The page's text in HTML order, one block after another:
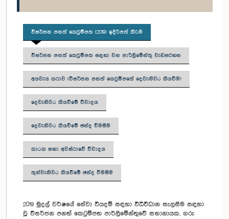
විසර්ජන පනත් කෙටුම්පත (2019) ඉදිරිපත් කිරීම
විසර්ජන පනත් කෙටුම්පත සඳහා වන පාර්ලිමේන්තු වැඩසටහන
අයවැය කථාව (විසර්ජන පනත් කෙටුම්පතේ දෙවැනිවර කියවීම)
දෙවැනිවර කියවීමේ විවාදය
දෙවැනිවර කියවීමේ ඡන්ද විමසීම
කාරක සභා අවස්ථාවේ විවාදය
තුන්වැනිවර කියවීමේ ඡන්ද විමසීම
2019 මුදල් වර්ෂයේ සේවා වියදම් සඳහා විධිවිධාන සැලසීම සඳහා
වූ විසර්ජන පනත් කෙටුම්පත පාර්ලිමේන්තුවේ සභානායක, ගරු